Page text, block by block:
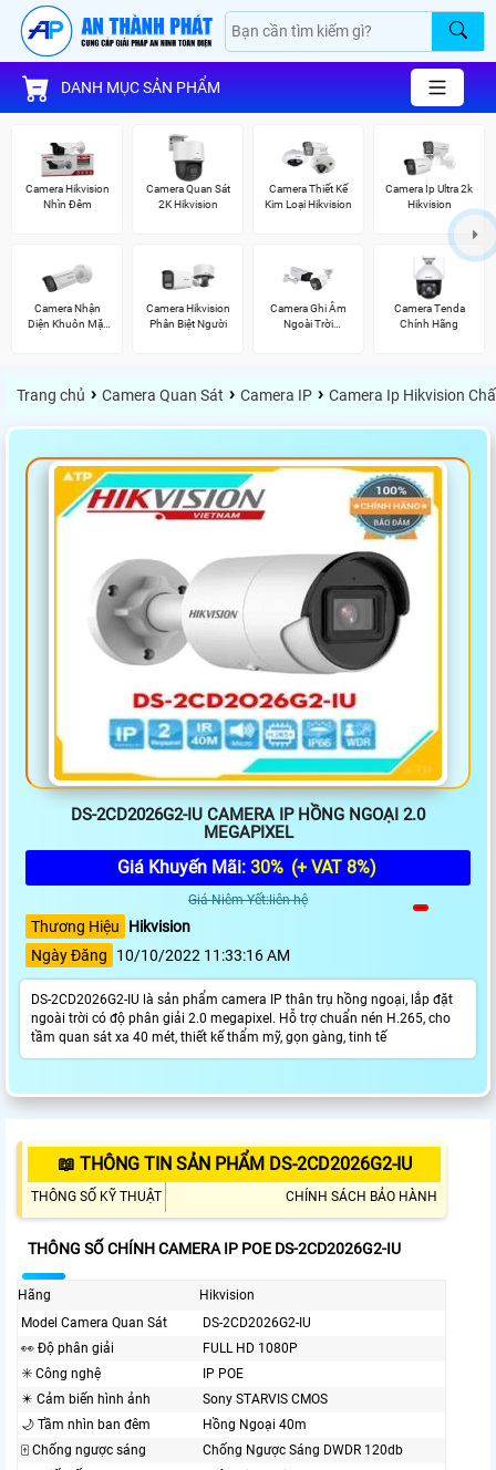
DANH MỤC SẢN PHẨM
Camera Hikvision
Nhìn Đêm
Camera Quan Sát
2K Hikvision
Camera Thiết Kế
Kim Loại Hikvision
Camera Ip Ultra 2k
Hikvision
Camera Nhận
Diện Khuôn Mặt
Camera Hikvision
Phân Biệt Người
Camera Ghi Âm
Ngoài Trời
Camera Tenda
Chính Hãng
Trang chủ › Camera Quan Sát › Camera IP › Camera Ip Hikvision
DS-2CD2026G2-IU CAMERA IP HỒNG NGOẠI 2.0
MEGAPIXEL
Giá Khuyến Mãi: 30% (+ VAT 8%)
Giá Niêm Yết:liên hệ
Thương Hiệu
Hikvision
Ngày Đăng
10/10/2022 11:33:16 AM
DS-2CD2026G2-IU là sản phẩm camera IP thân trụ hồng ngoại, lắp đặt
ngoài trời có độ phân giải 2.0 megapixel. Hỗ trợ chuẩn nén H.265, cho
tầm quan sát xa 40 mét, thiết kế thẩm mỹ, gọn gàng, tinh tế
📖 THÔNG TIN SẢN PHẨM DS-2CD2026G2-IU
THÔNG SỐ KỸ THUẬT CHÍNH SÁCH BẢO HÀNH
THÔNG SỐ CHÍNH CAMERA IP POE DS-2CD2026G2-IU
Hãng
Hikvision
Model Camera Quan Sát
DS-2CD2026G2-IU
️👀 Độ phân giải
FULL HD 1080P
✳️ Công nghệ
IP POE
✴️ Cảm biến hình ảnh
Sony STARVIS CMOS
🌙 Tầm nhìn ban đêm
Hồng Ngoại 40m
🀄 Chống ngược sáng
Chống Ngược Sáng DWDR 120db